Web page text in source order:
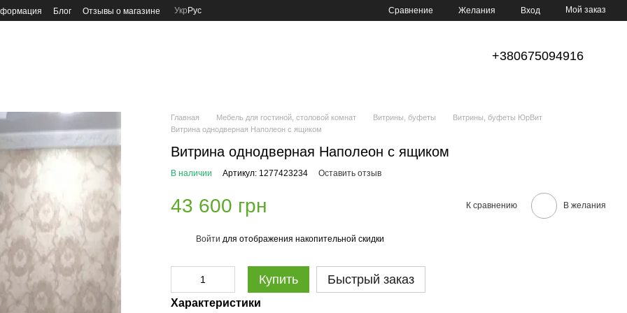
Блог Отзывы о магазине Укр Рус Сравнение Желания Вход Мой заказ
+380675094916
Главная Мебель для гостиной, столовой комнат Витрины, буфеты
Витрины, буфеты ЮрВит
Витрина однодверная Наполеон с ящиком
Витрина однодверная Наполеон с ящиком
В наличии Артикул: 1277423234 Оставить отзыв
43 600 грн К сравнению В желания
Войти для отображения накопительной скидки
Купить Быстрый заказ
Характеристики